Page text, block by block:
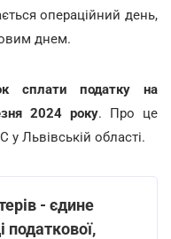
операційний день,
днем.
сплати податку на
2024 року. Про це
Львівській області.
- єдине
податкової,